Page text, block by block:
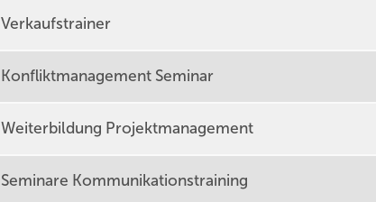
Verkaufstrainer
Konfliktmanagement Seminar
Weiterbildung Projektmanagement
Seminare Kommunikationstraining